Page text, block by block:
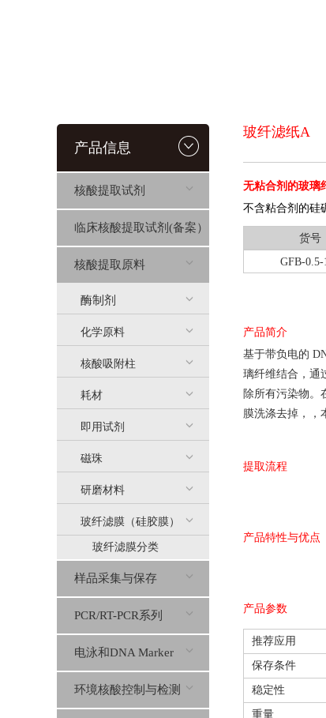
产品信息
核酸提取试剂
临床核酸提取试剂(备案）
核酸提取原料
酶制剂
化学原料
核酸吸附柱
耗材
即用试剂
磁珠
研磨材料
玻纤滤膜（硅胶膜）
玻纤滤膜分类
样品采集与保存
PCR/RT-PCR系列
电泳和DNA Marker
环境核酸控制与检测
玻纤滤纸A
无粘合剂的玻璃
不含粘合剂的硅
货号
GFB-0.5-
产品简介
基于带负电的
璃纤维结合，通
除所有污染物。
膜洗涤去掉，，
提取流程
产品特性与优点
产品参数
推荐应用
保存条件
稳定性
重量